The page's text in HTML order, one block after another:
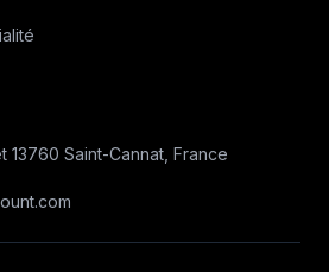
13760 Saint-Cannat, France